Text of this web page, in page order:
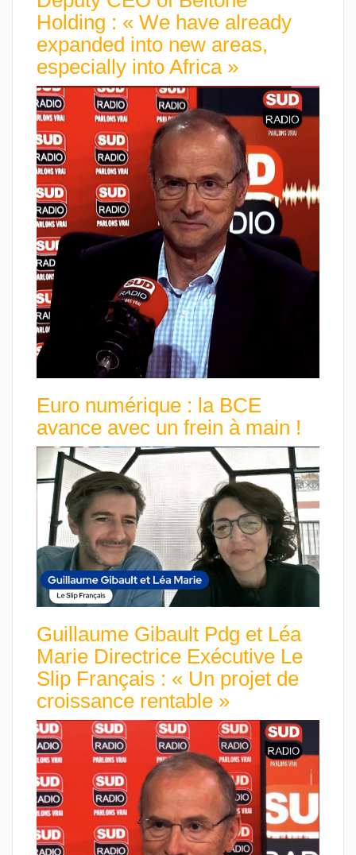
Holding : « We have already
expanded into new areas,
especially into Africa »
Euro numérique : la BCE
avance avec un frein à main !
Guillaume Gibault Pdg et Léa
Marie Directrice Exécutive Le
Slip Français : « Un projet de
croissance rentable »